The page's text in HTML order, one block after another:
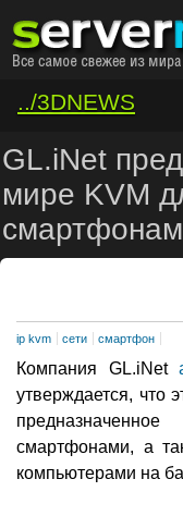
../3DNEWS
/VAR/
GL.iNet
мире KVM
ip kvm сети смартфон
Компания GL.iNet
утверждается, что
смартфонами, а
компьютерами на